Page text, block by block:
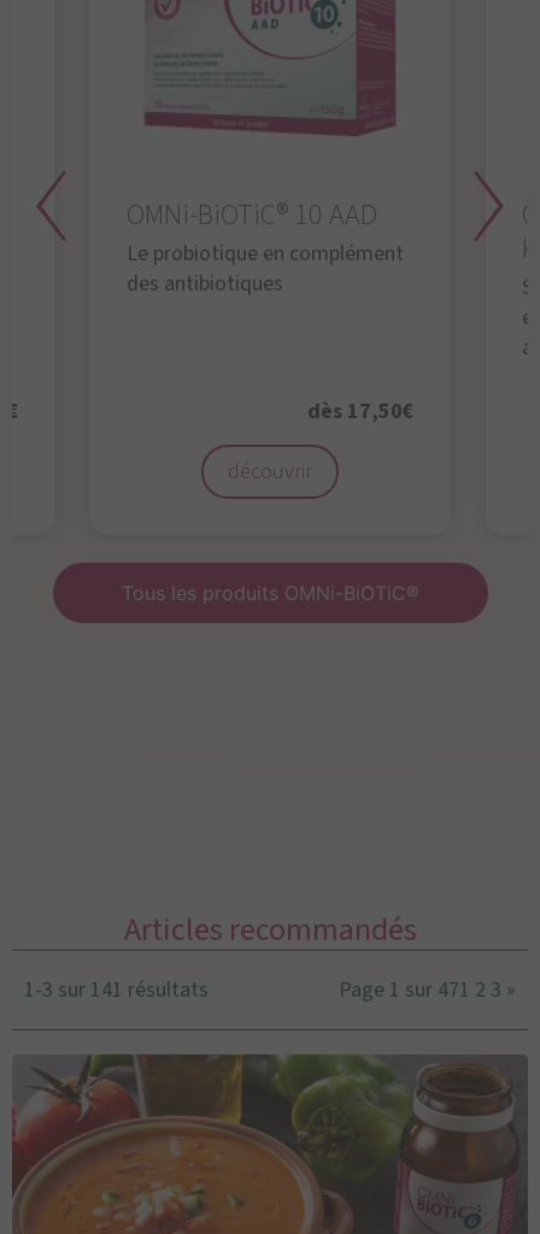
OMNi-BiOTiC® 10 AAD
Le probiotique en complément
des antibiotiques
dès 17,50€
découvrir
Tous les produits OMNi-BiOTiC®
Articles recommandés
1-3 sur 141 résultats Page 1 sur 471 2 3 »